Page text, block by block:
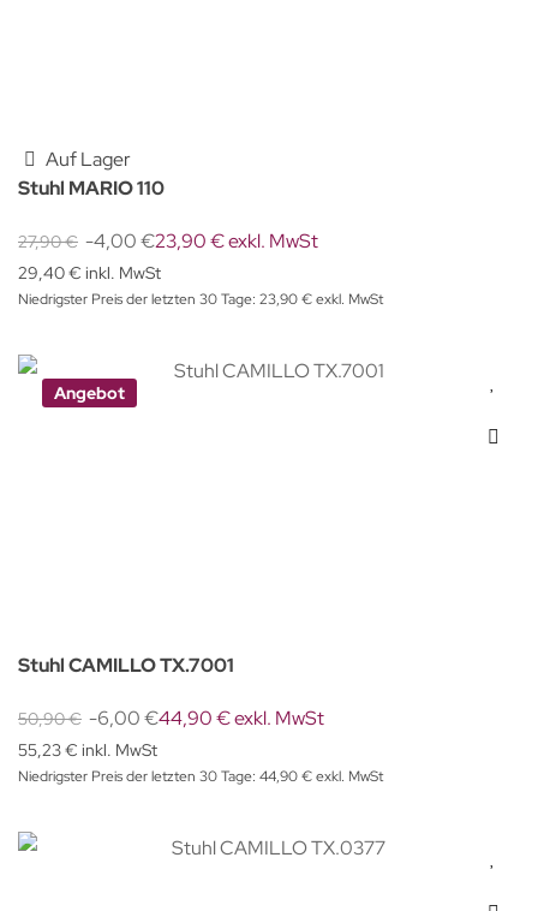
Auf Lager
Stuhl MARIO 110
27,90 € -4,00 €23,90 € exkl. MwSt
29,40 € inkl. MwSt
Niedrigster Preis der letzten 30 Tage: 23,90 € exkl. MwSt
Angebot
Stuhl CAMILLO TX.7001
50,90 € -6,00 €44,90 € exkl. MwSt
55,23 € inkl. MwSt
Niedrigster Preis der letzten 30 Tage: 44,90 € exkl. MwSt